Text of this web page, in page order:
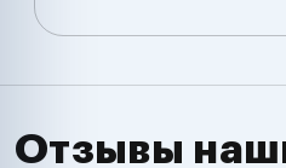
Отзывы